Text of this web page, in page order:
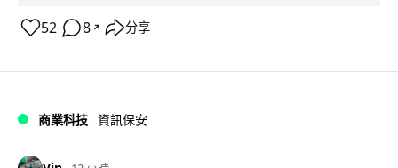
52 8 ↗ 分享
商業科技 資訊保安